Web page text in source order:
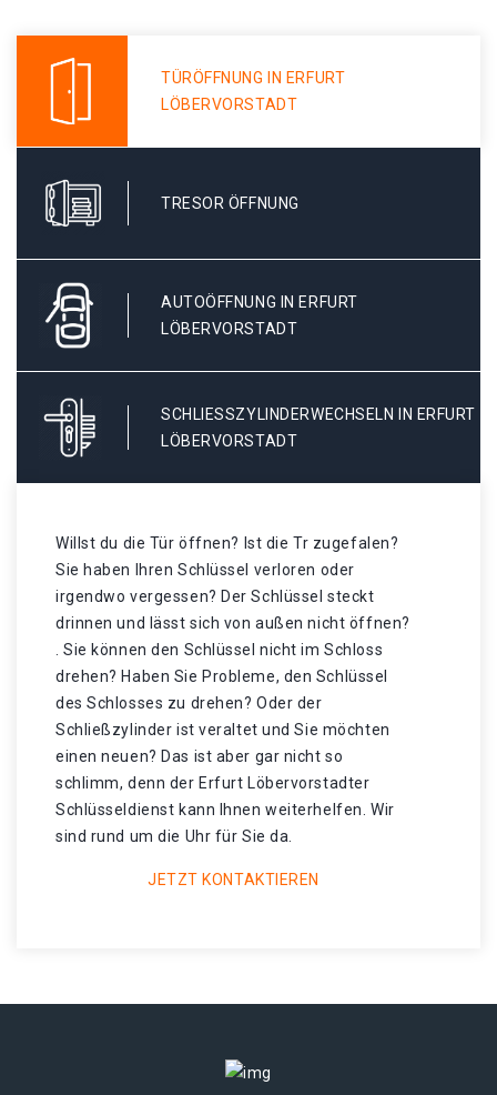
TÜRÖFFNUNG IN ERFURT
LÖBERVORSTADT
TRESOR ÖFFNUNG
AUTOÖFFNUNG IN ERFURT
LÖBERVORSTADT
SCHLIESSZYLINDERWECHSELN IN ERFURT L
ÖBERVORSTADT
Willst du die Tür öffnen? Ist die Tr zugefalen?
Sie haben Ihren Schlüssel verloren oder
irgendwo vergessen? Der Schlüssel steckt
drinnen und lässt sich von außen nicht öffnen?
. Sie können den Schlüssel nicht im Schloss
drehen? Haben Sie Probleme, den Schlüssel
des Schlosses zu drehen? Oder der
Schließzylinder ist veraltet und Sie möchten
einen neuen? Das ist aber gar nicht so
schlimm, denn der Erfurt Löbervorstadter
Schlüsseldienst kann Ihnen weiterhelfen. Wir
sind rund um die Uhr für Sie da.
JETZT KONTAKTIEREN